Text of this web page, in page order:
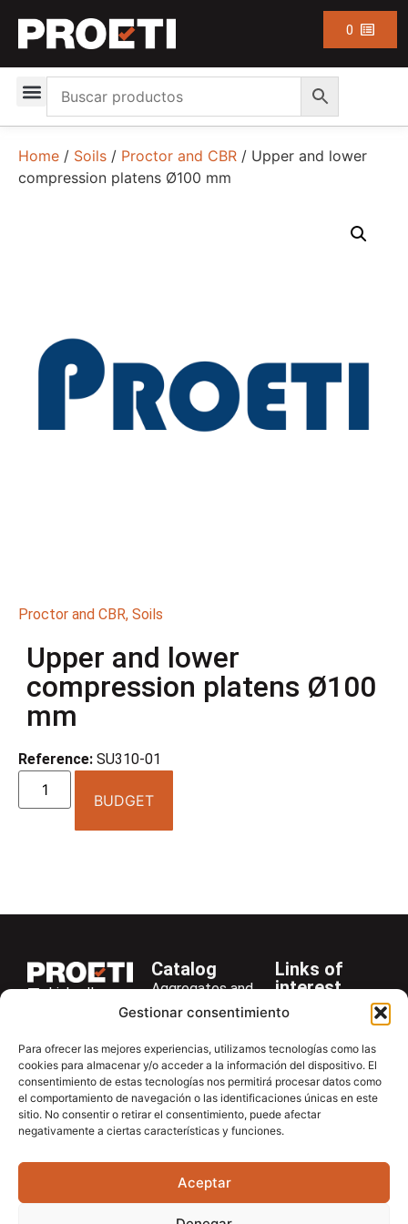
Gestionar consentimiento
Para ofrecer las mejores experiencias, utilizamos tecnologías como las
cookies para almacenar y/o acceder a la información del dispositivo. El
consentimiento de estas tecnologías nos permitirá procesar datos como
el comportamiento de navegación o las identificaciones únicas en este
sitio. No consentir o retirar el consentimiento, puede afectar
negativamente a ciertas características y funciones.
Aceptar
0
Home / Soils / Proctor and CBR / Upper and lower
compression platens Ø100 mm
Proctor and CBR, Soils
Upper and lower
compression platens Ø100
mm
Reference: SU310-01
BUDGET
LinkedIn
+34 916 28
29 40
proetisa@proetisa.com
Ctra de
Algete, Av
M-106, Km
Algete,
Catalog
Aggregates and
Rocks
Asphalt
Cements
Concrete
Soils
Soilmatic
Steels
Links of
interest
Company
News
Newsletter
Download
Contac